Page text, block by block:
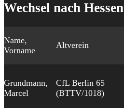
Wechsel nach Hessen
Name,
Vorname
Altverein
Grundmann,
Marcel
CfL Berlin 65
(BTTV/1018)